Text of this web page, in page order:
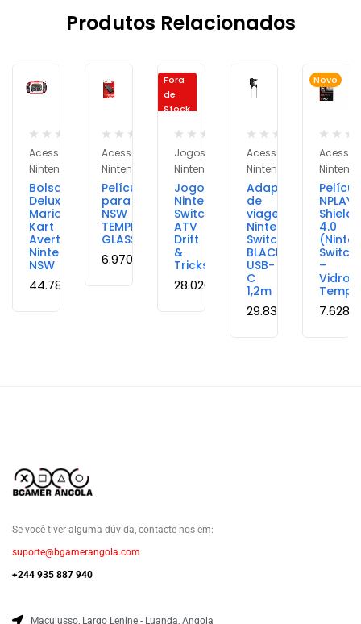
Produtos Relacionados
Acessórios
Nintendo
Bolsa
Deluxe
Mario
Kart
Averts
Nintendo
NSW
44.781,04
Acessórios
Nintendo
Películas
para
NSW
TEMPERED
GLASS
6.970,27
Fora
de
Stock
Jogos
Nintendo
Jogo
Nintendo
Switch
ATV
Drift
&
Tricks
28.020,50
Acessórios
Nintendo
Adaptador
de
viagem
Nintendo
Switch
BLACKFIRE
USB-
C
1,2m
29.833,25
Novo
NPLAY
Shield
4.0
Switch
–
Vidro
Se você tiver alguma dúvida, contacte-nos em:
suporte@bgamerangola.com
+244 935 887 940
Maculusso, Largo Lenine - Luanda, Angola